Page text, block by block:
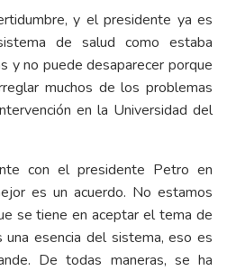
y el presidente ya es
de salud como estaba
y no puede desaparecer porque
muchos de los problemas
en la Universidad del
con el presidente Petro en
es un acuerdo. No estamos
se tiene en aceptar el tema de
esencia del sistema, eso es
De todas maneras, se ha